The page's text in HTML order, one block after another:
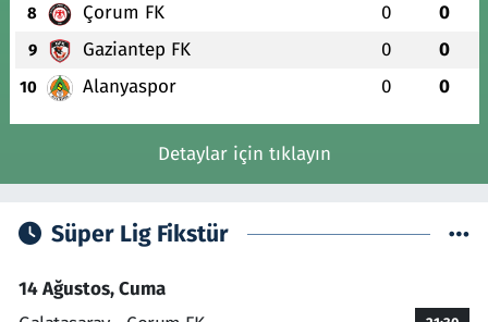
8 Çorum FK 0 0
9 Gaziantep FK 0 0
10 Alanyaspor 0 0
Detaylar için tıklayın
Süper Lig Fikstür
14 Ağustos, Cuma